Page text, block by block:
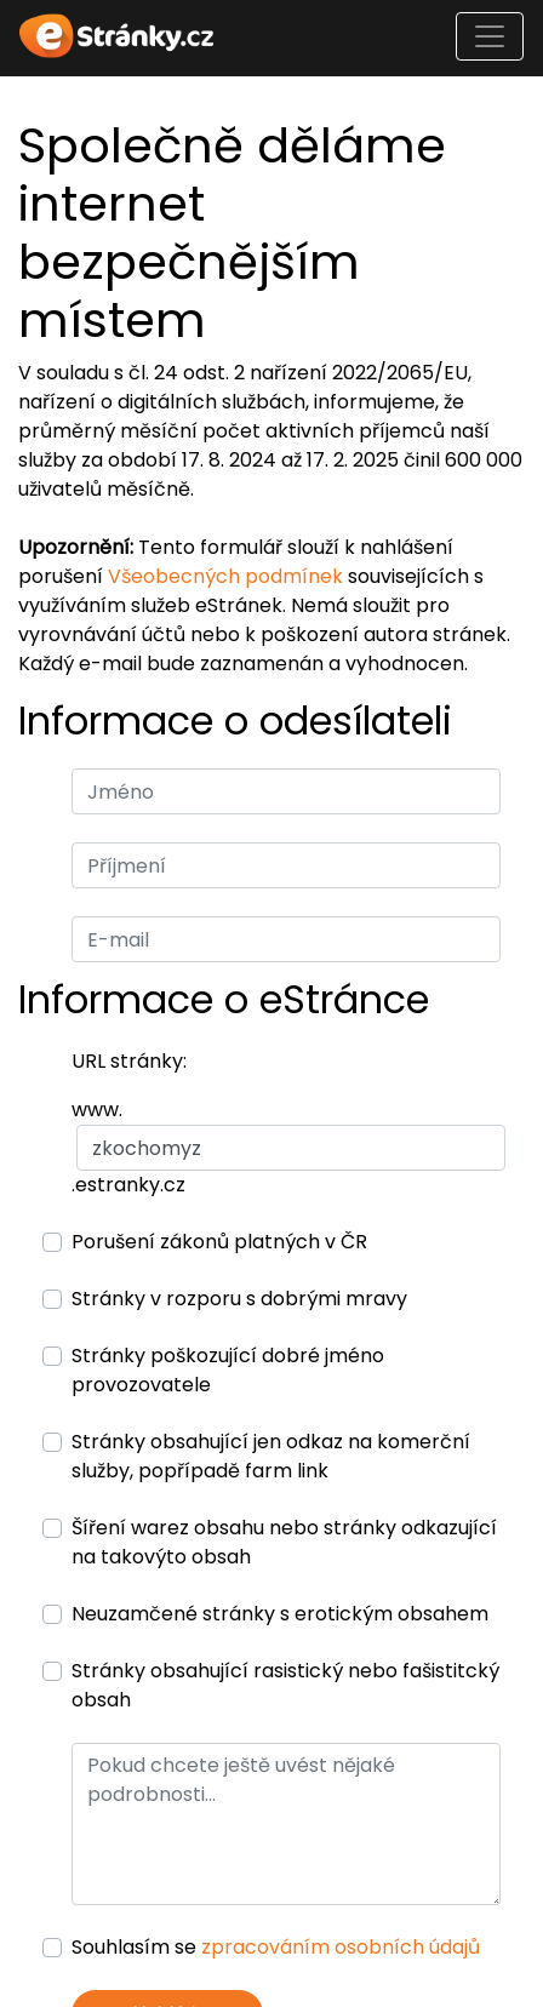
Společně děláme
internet
bezpečnějším
místem
V souladu s čl. 24 odst. 2 nařízení 2022/2065/EU,
nařízení o digitálních službách, informujeme, že
průměrný měsíční počet aktivních příjemců naší
služby za období 17. 8. 2024 až 17. 2. 2025 činil 600 000
uživatelů měsíčně.
Upozornění: Tento formulář slouží k nahlášení
porušeníVšeobecných podmíneksouvisejících s
využíváním služeb eStránek. Nemá sloužit pro
vyrovnávání účtů nebo k poškození autora stránek.
Každý e-mail bude zaznamenán a vyhodnocen.
Informace o odesílateli
Informace o eStránce
URL stránky:
www.
.estranky.cz
Porušení zákonů platných v ČR
Stránky v rozporu s dobrými mravy
Stránky poškozující dobré jméno
provozovatele
Stránky obsahující jen odkaz na komerční
služby, popřípadě farm link
Šíření warez obsahu nebo stránky odkazující
na takovýto obsah
Neuzamčené stránky s erotickým obsahem
Stránky obsahující rasistický nebo fašistitcký
obsah
Souhlasím se zpracováním osobních údajů